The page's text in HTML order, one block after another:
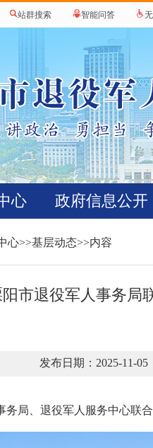
站群搜索 智能问答
心 政府信息公开
心>>基层动态>>内容
市退役军人事务局
发布日期：2025-11-
务局、退役军人服务中心联